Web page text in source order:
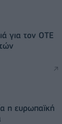
για τον ΟΤΕ
η ευρωπαϊκή